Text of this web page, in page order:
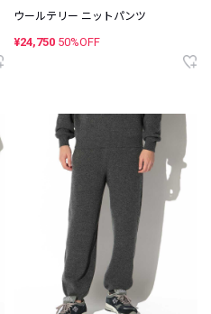
ウールテリー ニットパンツ
¥24,750 50%OFF